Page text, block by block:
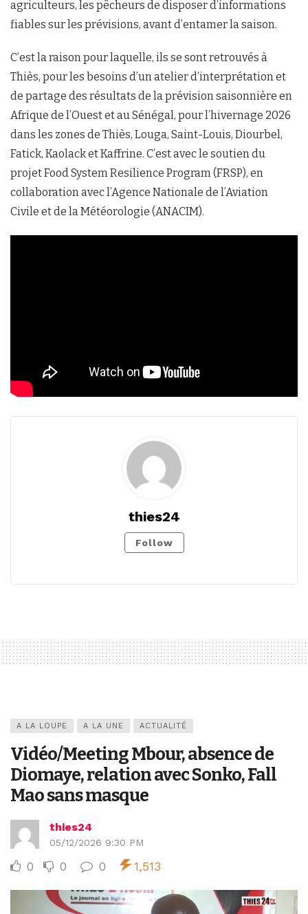
agriculteurs, les pêcheurs de disposer d’informations
fiables sur les prévisions, avant d’entamer la saison.
C’est la raison pour laquelle, ils se sont retrouvés à
Thiès, pour les besoins d’un atelier d’interprétation et
de partage des résultats de la prévision saisonnière en
Afrique de l’Ouest et au Sénégal, pour l’hivernage 2026
dans les zones de Thiès, Louga, Saint-Louis, Diourbel,
Fatick, Kaolack et Kaffrine. C’est avec le soutien du
projet Food System Resilience Program (FRSP), en
collaboration avec l’Agence Nationale de l’Aviation
Civile et de la Météorologie (ANACIM).
thies24
Follow
A LA LOUPE A LA UNE ACTUALITÉ
Vidéo/Meeting Mbour, absence de
Diomaye, relation avec Sonko, Fall
Mao sans masque
thies24
05/12/2026 9:30 PM
0 0 0 1,513